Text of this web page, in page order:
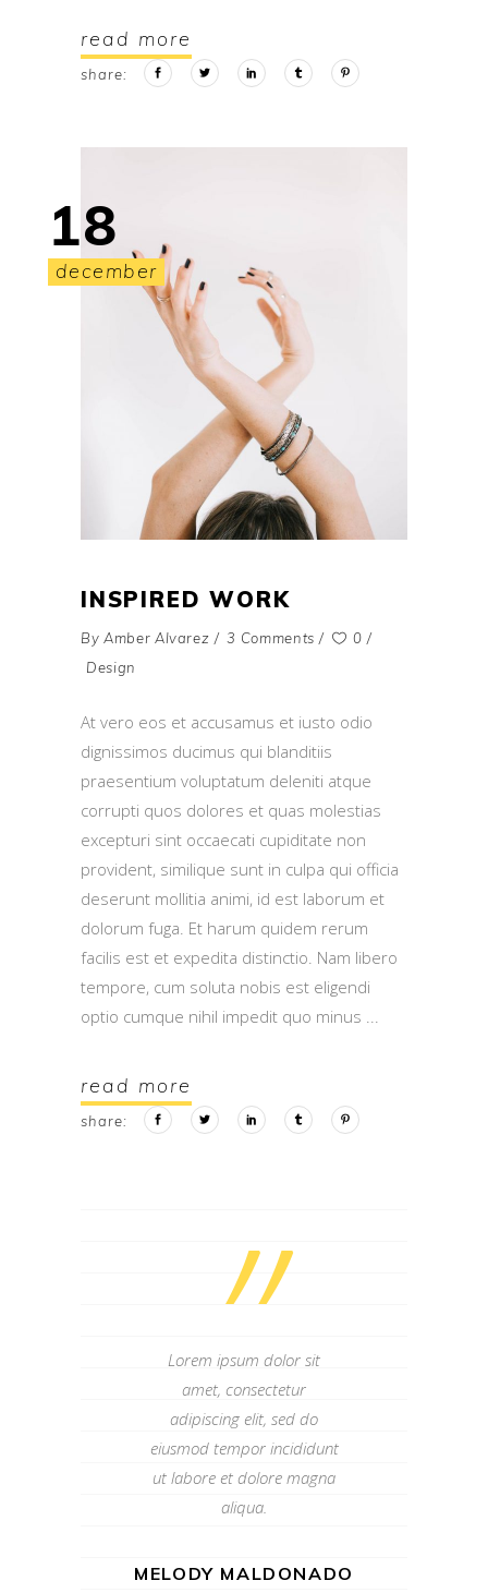
read more
share:
18
december
INSPIRED WORK
By Amber Alvarez 3 Comments
0
Design
At vero eos et accusamus et iusto odio
dignissimos ducimus qui blanditiis
praesentium voluptatum deleniti atque
corrupti quos dolores et quas molestias
excepturi sint occaecati cupiditate non
provident, similique sunt in culpa qui officia
deserunt mollitia animi, id est laborum et
dolorum fuga. Et harum quidem rerum
facilis est et expedita distinctio. Nam libero
tempore, cum soluta nobis est eligendi
optio cumque nihil impedit quo minus
read more
share:
”
Lorem ipsum dolor sit
amet, consectetur
adipiscing elit, sed do
eiusmod tempor incididunt
ut labore et dolore magna
aliqua.
MELODY MALDONADO